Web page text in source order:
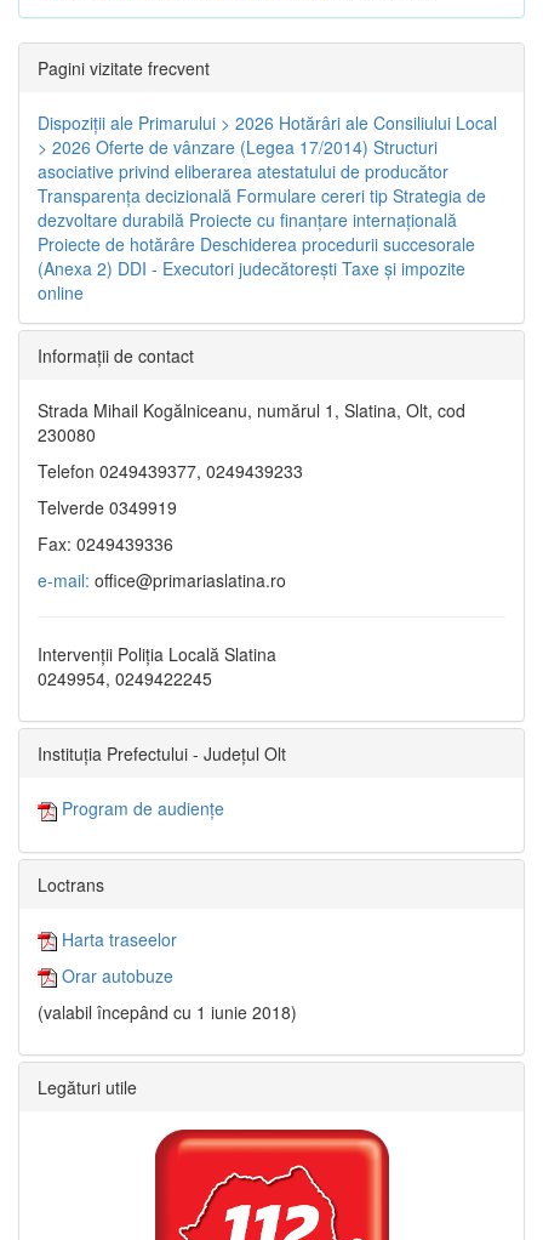
Pagini vizitate frecvent
Dispoziţii ale Primarului > 2026 Hotărâri ale Consiliului Local
> 2026 Oferte de vânzare (Legea 17/2014) Structuri
asociative privind eliberarea atestatului de producător
Transparenţa decizională Formulare cereri tip Strategia de
dezvoltare durabilă Proiecte cu finanţare internaţională
Proiecte de hotărâre Deschiderea procedurii succesorale
(Anexa 2) DDI - Executori judecătorești Taxe şi impozite
online
Informaţii de contact
Strada Mihail Kogălniceanu, numărul 1, Slatina, Olt, cod
230080
Telefon 0249439377, 0249439233
Telverde 0349919
Fax: 0249439336
e-mail: office@primariaslatina.ro
Intervenții Poliția Locală Slatina
0249954, 0249422245
Instituția Prefectului - Județul Olt
Program de audiențe
Loctrans
Harta traseelor
Orar autobuze
(valabil începând cu 1 iunie 2018)
Legături utile